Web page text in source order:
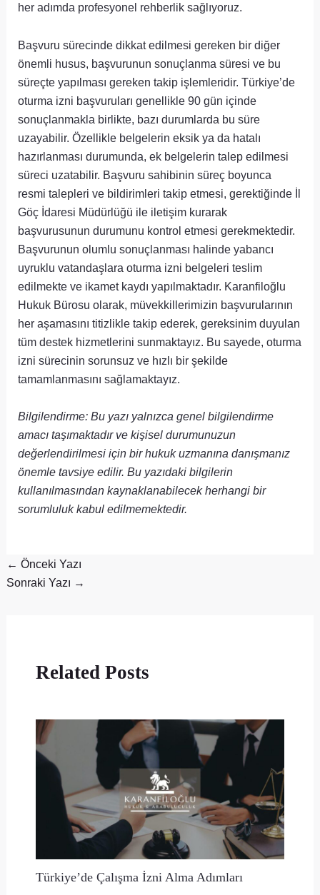
her adımda profesyonel rehberlik sağlıyoruz.
Başvuru sürecinde dikkat edilmesi gereken bir diğer
önemli husus, başvurunun sonuçlanma süresi ve bu
süreçte yapılması gereken takip işlemleridir. Türkiye’de
oturma izni başvuruları genellikle 90 gün içinde
sonuçlanmakla birlikte, bazı durumlarda bu süre
uzayabilir. Özellikle belgelerin eksik ya da hatalı
hazırlanması durumunda, ek belgelerin talep edilmesi
süreci uzatabilir. Başvuru sahibinin süreç boyunca
resmi talepleri ve bildirimleri takip etmesi, gerektiğinde İl
Göç İdaresi Müdürlüğü ile iletişim kurarak
başvurusunun durumunu kontrol etmesi gerekmektedir.
Başvurunun olumlu sonuçlanması halinde yabancı
uyruklu vatandaşlara oturma izni belgeleri teslim
edilmekte ve ikamet kaydı yapılmaktadır. Karanfiloğlu
Hukuk Bürosu olarak, müvekkillerimizin başvurularının
her aşamasını titizlikle takip ederek, gereksinim duyulan
tüm destek hizmetlerini sunmaktayız. Bu sayede, oturma
izni sürecinin sorunsuz ve hızlı bir şekilde
tamamlanmasını sağlamaktayız.
Bilgilendirme: Bu yazı yalnızca genel bilgilendirme
amacı taşımaktadır ve kişisel durumunuzun
değerlendirilmesi için bir hukuk uzmanına danışmanız
önemle tavsiye edilir. Bu yazıdaki bilgilerin
kullanılmasından kaynaklanabilecek herhangi bir
sorumluluk kabul edilmemektedir.
← Önceki Yazı
Sonraki Yazı →
Related Posts
Türkiye’de Çalışma İzni Alma Adımları